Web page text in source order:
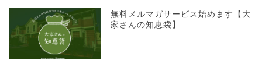
無料メルマガサービス始めます【大
家さんの知恵袋】